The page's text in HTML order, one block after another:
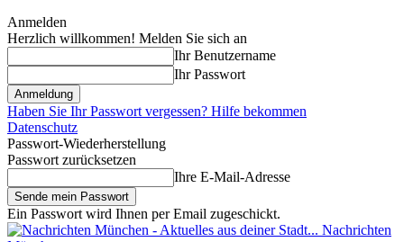
Anmelden
Herzlich willkommen! Melden Sie sich an
Ihr Benutzername
Ihr Passwort
Haben Sie Ihr Passwort vergessen? Hilfe bekommen
Datenschutz
Passwort-Wiederherstellung
Passwort zurücksetzen
Ihre E-Mail-Adresse
Ein Passwort wird Ihnen per Email zugeschickt.
Nachrichten